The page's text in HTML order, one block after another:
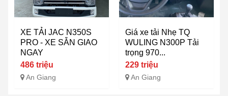
XE TẢI JAC N350S
PRO - XE SẴN GIAO
NGAY
486 triệu
An Giang
Giá xe tải Nhẹ TQ
WULING N300P Tải
trọng 970...
229 triệu
An Giang